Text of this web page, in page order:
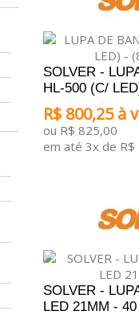
SOLVER -
HL-500 (C/
R$ 800,25 à
ou R$ 825,00
em até 3x de R$
SOLVER -
LED 21MM -